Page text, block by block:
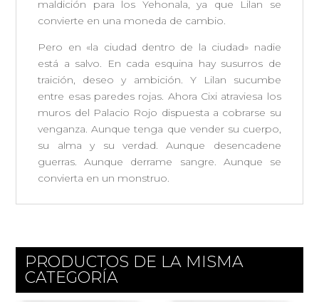
maldición para los Yehonala, ya que Lilan se
convierte en una moneda de cambio.
Pero en «la ciudad dentro de la ciudad» nadie
está a salvo. En cada esquina hay susurros de
traición, deseo y ambición. Y Lilan sucumbe
entre esas paredes rojas. Ahora Cixi atraviesa los
muros del Palacio Rojo dispuesta a cobrarse su
venganza. Aunque tenga que vender su cuerpo,
su alma y su verdad. Aunque desencadene
guerras. Aunque derrame sangre. Aunque se
convierta en un monstruo.
PRODUCTOS DE LA MISMA
CATEGORÍA